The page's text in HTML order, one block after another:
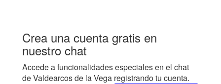
Crea una cuenta gratis en
nuestro chat
Accede a funcionalidades especiales en el chat
de Valdearcos de la Vega registrando tu cuenta.